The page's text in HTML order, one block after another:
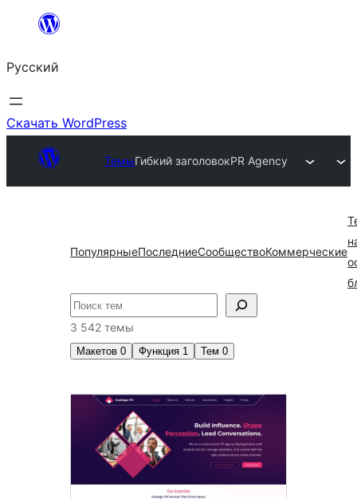
Перейти
содержимому
Русский
Скачать WordPress
ТемыГибкий заголовокPR Agency
ПопулярныеПоследниеСообществоКоммерческие
Поиск
3 542 темы
Макетов 0 Функция 1 Тем 0
Гибкий
заголовок